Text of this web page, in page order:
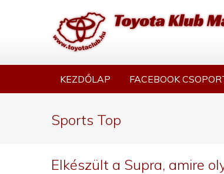
KEZDŐLAP FACEBOOK
Sports Top
Elkészült a Supra, amire